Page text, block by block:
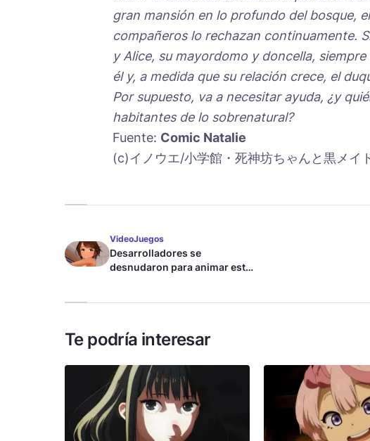
gran mansión en lo profundo del bosque,
compañeros lo rechazan continuamente.
y Alice, su mayordomo y doncella,
él y, a medida que su relación crece, el
Por supuesto, va a necesitar ayuda, ¿y
habitantes de lo sobrenatural?
Fuente: Comic Natalie
(c)イノウエ/小学館・死神坊ちゃんと黒メイ
VideoJuegos
Desarrolladores se
desnudaron para animar este
Te podría interesar